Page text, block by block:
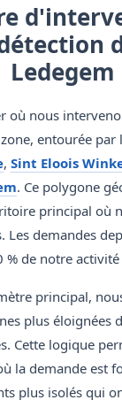
Ledegem
où nous
entourée par
, Sint Eloois
. Ce polygone
principal où
Les demandes
% de notre
principal,
plus éloignées
Cette logique
la demande est
plus isolés qui